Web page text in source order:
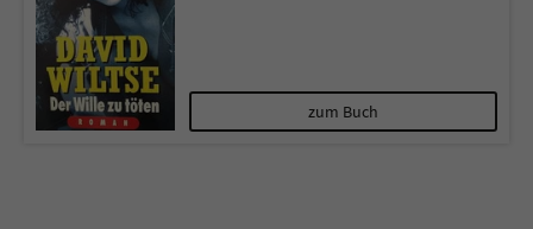
zum Buch